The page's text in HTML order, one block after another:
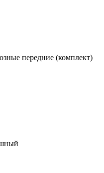
передние (комплект)